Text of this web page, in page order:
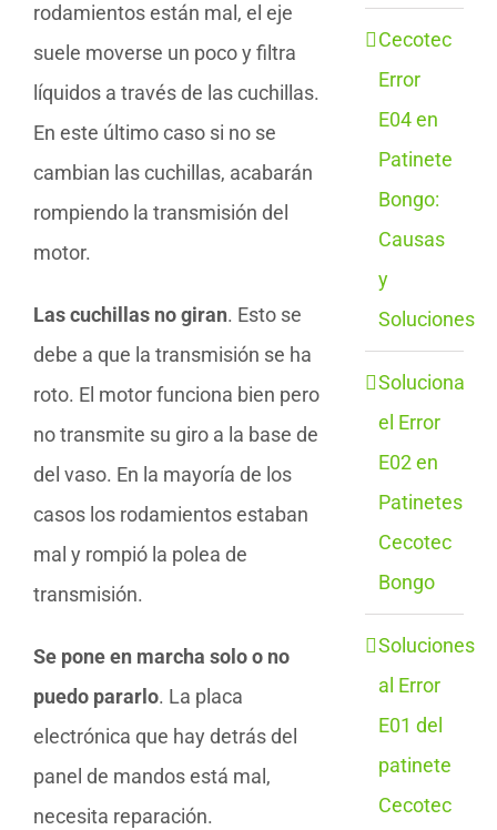
rodamientos están mal, el eje
suele moverse un poco y filtra
líquidos a través de las cuchillas.
En este último caso si no se
cambian las cuchillas, acabarán
rompiendo la transmisión del
motor.
Las cuchillas no giran. Esto se
debe a que la transmisión se ha
roto. El motor funciona bien pero
no transmite su giro a la base de
del vaso. En la mayoría de los
casos los rodamientos estaban
mal y rompió la polea de
transmisión.
Se pone en marcha solo o no
puedo pararlo. La placa
electrónica que hay detrás del
panel de mandos está mal,
necesita reparación.
Cecotec
Error
E04 en
Patinete
Bongo:
Causas
y
Soluciones
Soluciona
el Error
E02 en
Patinetes
Cecotec
Bongo
Soluciones
al Error
E01 del
patinete
Cecotec